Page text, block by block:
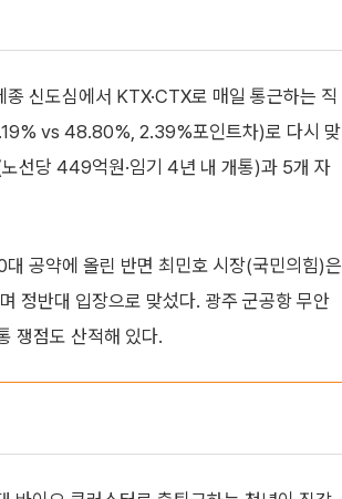
신도심에서 KTX·CTX로 매일 통근하는 직
vs 48.80%, 2.39%포인트차)로 다시 맞
선당 449억원·임기 4년 내 개통)과 5개 자
공약에 올린 반면 최민호 시장(국민의힘)은
정반대 입장으로 맞섰다. 광주 군공항 무안
쟁점도 산적해 있다.